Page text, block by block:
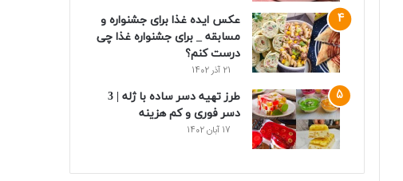
عکس ایده غذا برای جشنواره و
مسابقه _ برای جشنواره غذا چی
درست کنم؟
21 آذر 1402
طرز تهیه دسر ساده با ژله | 3
دسر فوری و کم هزینه
17 آبان 1402